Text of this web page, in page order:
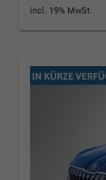
incl. 19% MwSt.